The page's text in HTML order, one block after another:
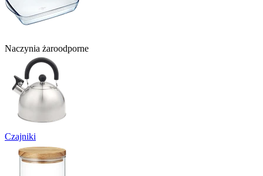
Naczynia żaroodporne
Czajniki